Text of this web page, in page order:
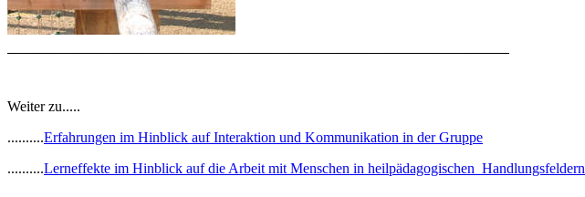
Weiter zu.....
..........Erfahrungen im Hinblick auf Interaktion und Kommunikation in der Gruppe
..........Lerneffekte im Hinblick auf die Arbeit mit Menschen in heilpädagogischen Handlungsfeldern